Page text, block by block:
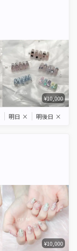
¥10,000
明日 × 明後日 ×
¥10,000